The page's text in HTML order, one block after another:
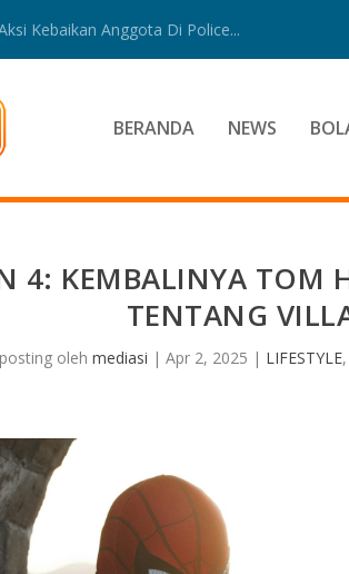
Kebaikan Anggota Di Police...
BERANDA NEWS
4: KEMBALINYA TOM
TENTANG
olehmediasi |Apr 2, 2025 | LIFESTYLE,